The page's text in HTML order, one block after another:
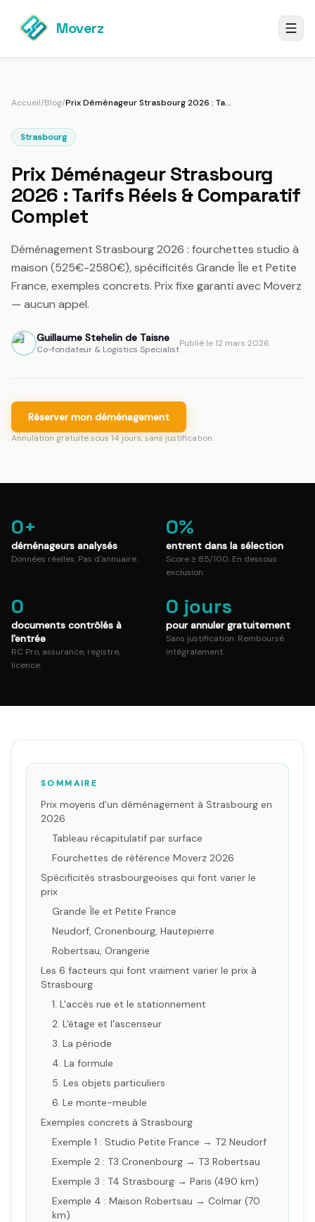
Moverz
Accueil/Blog/ Prix Déménageur Strasbourg 2026 : Tarifs Réels & Comparatif Complet
Strasbourg
Prix Déménageur Strasbourg
2026 : Tarifs Réels & Comparatif
Complet
Déménagement Strasbourg 2026 : fourchettes studio à
maison (525€-2580€), spécificités Grande Île et Petite
France, exemples concrets. Prix fixe garanti avec Moverz
— aucun appel.
GS Guillaume Stehelin de Taisne
Co-fondateur & Logistics Specialist
Publié le 12 mars 2026
Réserver mon déménagement
Annulation gratuite sous 14 jours, sans justification.
0+
déménageurs analysés
Données réelles. Pas d'annuaire.
0%
entrent dans la sélection
Score ≥ 85/100. En dessous :
exclusion.
0
documents contrôlés à
l'entrée
RC Pro, assurance, registre,
licence.
0 jours
pour annuler gratuitement
Sans justification. Remboursé
intégralement.
SOMMAIRE
Prix moyens d'un déménagement à Strasbourg en
2026
Tableau récapitulatif par surface
Fourchettes de référence Moverz 2026
Spécificités strasbourgeoises qui font varier le
prix
Grande Île et Petite France
Neudorf, Cronenbourg, Hautepierre
Robertsau, Orangerie
Les 6 facteurs qui font vraiment varier le prix à
Strasbourg
1. L'accès rue et le stationnement
2. L'étage et l'ascenseur
3. La période
4. La formule
5. Les objets particuliers
6. Le monte-meuble
Exemples concrets à Strasbourg
Exemple 1 : Studio Petite France → T2 Neudorf
Exemple 2 : T3 Cronenbourg → T3 Robertsau
Exemple 3 : T4 Strasbourg → Paris (490 km)
Exemple 4 : Maison Robertsau → Colmar (70
km)